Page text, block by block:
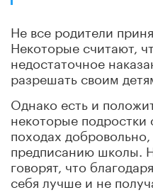
Не все родители
Некоторые считают,
недостаточное
разрешать своим
Однако есть и
некоторые подростки
походах
предписанию школы.
говорят, что
себя лучше и не